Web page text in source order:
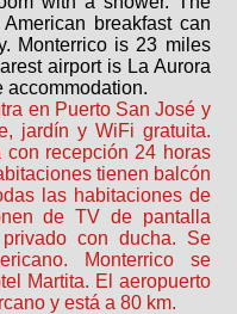
breakfast can
Monterrico is 23 miles
airport is La Aurora
accommodation.
en Puerto San José y
jardín y WiFi gratuita.
con recepción 24 horas
tienen balcón
las habitaciones de
de TV de pantalla
con ducha. Se
Monterrico se
Martita. El aeropuerto
y está a 80 km.